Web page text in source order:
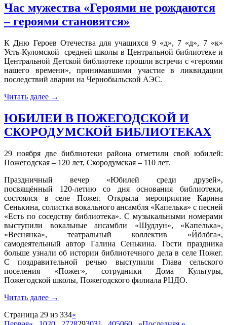
Час мужества «Героями не рождаются
– героями становятся»
К Дню Героев Отечества для учащихся 9 «д», 7 «д», 7 «к»
Усть-Куломской средней школы в Центральной библиотеке и
Центральной Детской библиотеке прошли встречи с «героями
нашего времени», принимавшими участие в ликвидации
последствий аварии на Чернобыльской АЭС.
Читать далее →
ЮБИЛЕИ В ПОЖЕГОДСКОЙ И
СКОРОДУМСКОЙ БИБЛИОТЕКАХ
29 ноября две библиотеки района отметили свой юбилей:
Пожегодская – 120 лет, Скородумская – 110 лет.
Праздничный вечер «Юбилей среди друзей»,
посвящённый 120-летию со дня основания библиотеки,
состоялся в селе Пожег. Открыла мероприятие Карина
Сенькина, солистка вокального ансамбля «Капелька» с песней
«Есть по соседству библиотека». С музыкальными номерами
выступили вокальные ансамбли «Шудлун», «Капелька»,
«Веснянка», театральный коллектив «Йӧлӧга»,
самодеятельный автор Галина Сенькина. Гости праздника
больше узнали об истории библиотечного дела в селе Пожег.
С поздравительной речью выступили Глава сельского
поселения «Пожег», сотрудники Дома Культуры,
Пожегодской школы, Пожегодского филиала РЦДО.
Читать далее →
Страница 29 из 334«